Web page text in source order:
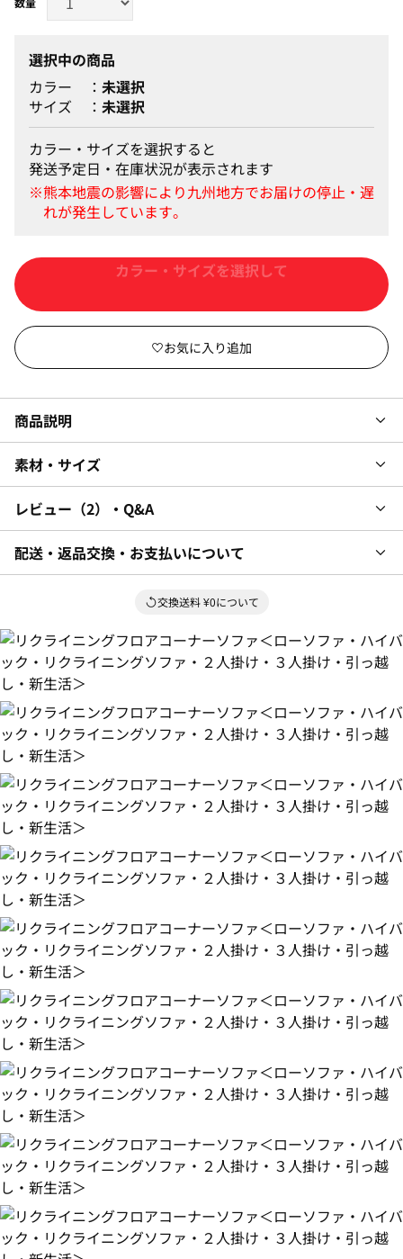
選択中の商品
カラー
未選択
サイズ
未選択
カラー・サイズを選択すると
発送予定日・在庫状況が表示されます
カートに入れる
商品説明
素材・サイズ
レビュー 2 ・Q&A
配送・返品交換・お支払いについて
交換送料 ¥0について